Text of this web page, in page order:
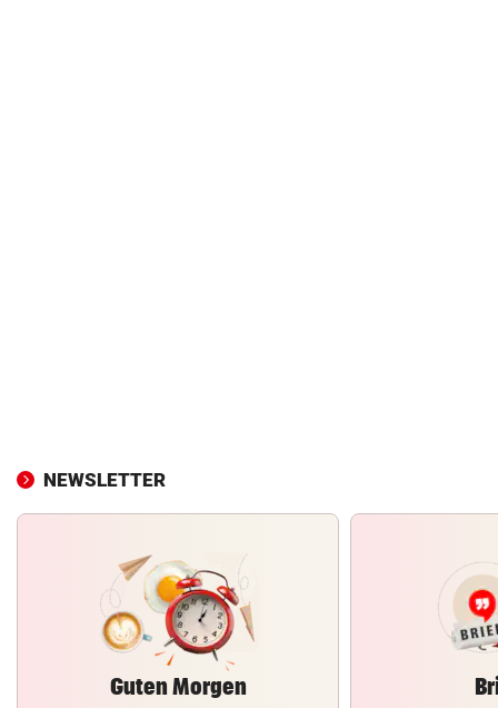
NEWSLETTER
Guten Morgen